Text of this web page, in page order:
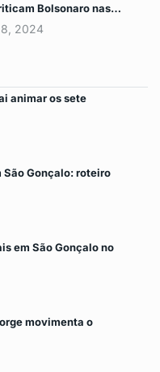
Bolsonaro nas…
2024
animar os sete
São Gonçalo: roteiro
em São Gonçalo no
movimenta o